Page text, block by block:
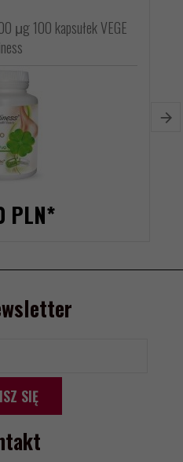
μg 100 kapsułek VEGE
PLN*
SIĘ